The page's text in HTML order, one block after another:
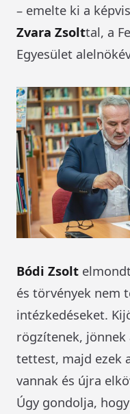
– emelte ki a
Zvara Zsolttal, a
Egyesület
Bódi Zsolt
és törvények nem
intézkedéseket.
rögzítenek, jönnek
tettest, majd ezek
vannak és újra
Úgy gondolja,